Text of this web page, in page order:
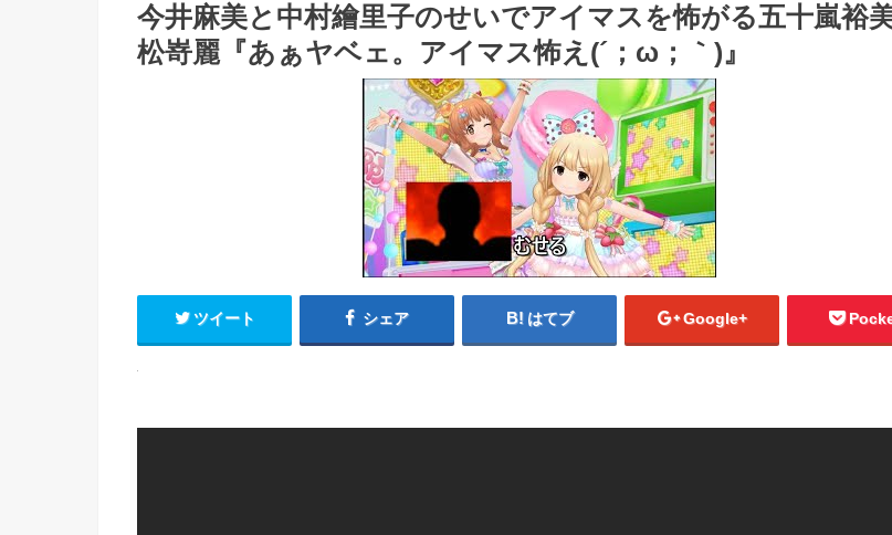
今井麻美と中村繪里子のせいでアイマスを怖がる五十嵐裕
松嵜麗『あぁヤベェ。アイマス怖え(´；ω；｀)』
ツイート シェア はてブ Google+